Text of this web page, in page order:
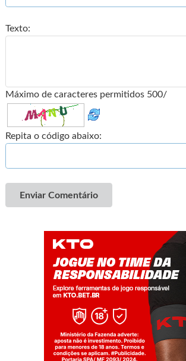
Texto:
Máximo de caracteres permitidos 500/
Repita o código abaixo:
Enviar Comentário